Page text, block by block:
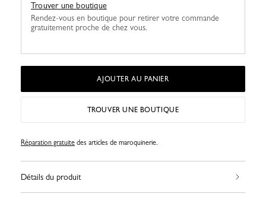
Trouver une boutique
Rendez-vous en boutique pour retirer votre commande
gratuitement proche de chez vous.
AJOUTER AU PANIER
TROUVER UNE BOUTIQUE
Réparation gratuite des articles de maroquinerie.
Détails du produit